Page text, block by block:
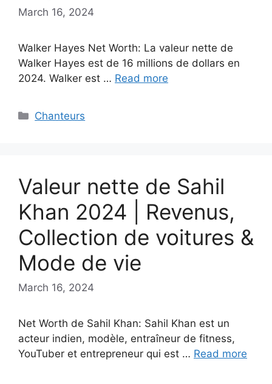
March 16, 2024
Walker Hayes Net Worth: La valeur nette de
Walker Hayes est de 16 millions de dollars en
2024. Walker est … Read more
Categories
Chanteurs
Valeur nette de Sahil
Khan 2024 | Revenus,
Collection de voitures &
Mode de vie
March 16, 2024
Net Worth de Sahil Khan: Sahil Khan est un
acteur indien, modèle, entraîneur de fitness,
YouTuber et entrepreneur qui est … Read more